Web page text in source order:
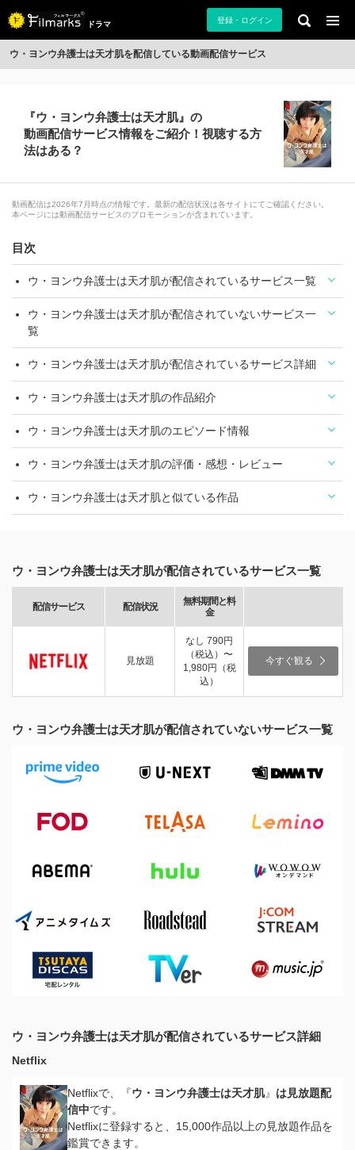
ドラマ 登録・ログイン
ウ・ヨンウ弁護士は天才肌を配信している動画配信サービス
『ウ・ヨンウ弁護士は天才肌』の
動画配信サービス情報をご紹介！視聴する方
法はある？
動画配信は2026年7月時点の情報です。最新の配信状況は各サイトにてご確認ください。
本ページには動画配信サービスのプロモーションが含まれています。
目次
ウ・ヨンウ弁護士は天才肌が配信されているサービス一覧
ウ・ヨンウ弁護士は天才肌が配信されていないサービス一
覧
ウ・ヨンウ弁護士は天才肌が配信されているサービス詳細
ウ・ヨンウ弁護士は天才肌の作品紹介
ウ・ヨンウ弁護士は天才肌のエピソード情報
ウ・ヨンウ弁護士は天才肌の評価・感想・レビュー
ウ・ヨンウ弁護士は天才肌と似ている作品
ウ・ヨンウ弁護士は天才肌が配信されているサービス一覧
配信サービス 配信状況
無料期間と料
金
見放題
なし 790円
（税込）〜
1,980円（税
込）
今すぐ観る
ウ・ヨンウ弁護士は天才肌が配信されていないサービス一覧
ウ・ヨンウ弁護士は天才肌が配信されているサービス詳細
Netflix
Netflixで、『ウ・ヨンウ弁護士は天才肌』 は見放題配
信中です。
Netflixに登録すると、15,000作品以上の見放題作品を
鑑賞できます。